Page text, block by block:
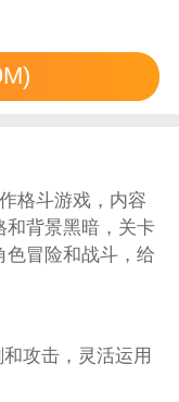
格斗游戏，内容
和背景黑暗，关卡
色冒险和战斗，给
攻击，灵活运用